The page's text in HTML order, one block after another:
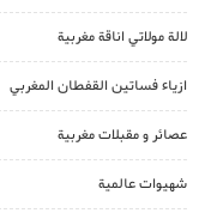
لالة مولاتي اناقة مغربية
ازياء فساتين القفطان المغربي
عصائر و مقبلات مغربية
شهيوات عالمية